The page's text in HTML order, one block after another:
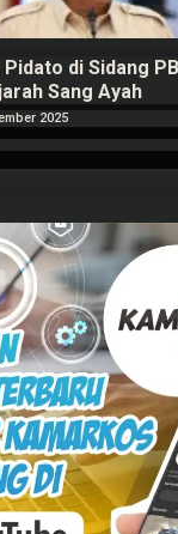
di Sidang
Sang Ayah
2025